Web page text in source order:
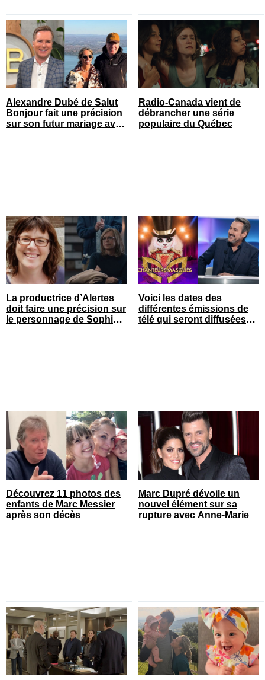
Alexandre Dubé de Salut
Bonjour fait une précision
sur son futur mariage avec
Radio-Canada vient de
débrancher une série
populaire du Québec
La productrice d’Alertes
doit faire une précision sur
le personnage de Sophie
Voici les dates des
différentes émissions de
télé qui seront diffusées
Découvrez 11 photos des
enfants de Marc Messier
après son décès
Marc Dupré dévoile un
nouvel élément sur sa
rupture avec Anne-Marie